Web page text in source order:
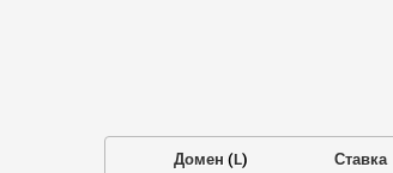
Домен (L) Ставка